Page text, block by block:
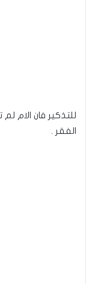
للتذكير فان الام
الفقر .